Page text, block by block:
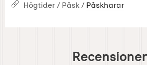
Högtider / Påsk / Påskharar
Recensioner